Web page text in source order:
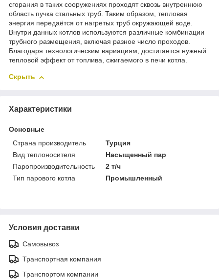
сгорания в таких сооружениях проходят сквозь внутреннюю
область пучка стальных труб. Таким образом, тепловая
энергия передаётся от нагретых труб окружающей воде.
Внутри данных котлов используются различные комбинации
трубного размещения, включая разное число проходов.
Благодаря технологическим вариациям, достигается нужный
тепловой эффект от топлива, сжигаемого в печи котла.
Скрыть
Характеристики
Основные
Страна производитель
Турция
Вид теплоносителя
Насыщенный пар
Паропроизводительность
2 т/ч
Тип парового котла
Промышленный
Условия доставки
Самовывоз
Транспортная компания
Транспортом компании